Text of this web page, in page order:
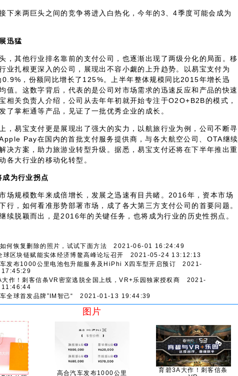
来两巨头之间的竞争将进入白热化，今年的3、4季度可能会成为
迅猛
其他行业排名靠前的支付公司，也逐渐出现了两级分化的局面。移
业扎根更深入的公司，展现出不容小觑的上升趋势。以易宝支付为
0.9%，份额同比增长了125%。上半年整体规模同比2015年增长迅
值。这数字背后，代表的是公司对市场需求的迅速反应和产品的快速
相关负责人介绍，公司从去年年初就开始专注于O2O+B2B的模式，
了掌柜通等产品，见证了一批优秀企业的成长。
易宝支付更是展现出了强大的实力，以航旅行业为例，公司不断寻
Pay在国内的首批支付服务提供商，与各大航空公司、OTA继续
决方案，助力旅游业转型升级。据悉，易宝支付还将在下半年推出重
各大行业的移动化转型。
成为行业拐点
规模数年来成倍增长，发展之迅速有目共睹。2016年，资本市场
行，如何看准形势部署市场，成了各大第三方支付公司的首要问题。
续脱颖而出，是2016年的关键任务，也将成为行业的历史性拐点。
何恢复删除的照片，试试下面方法 2021-06-01 16:24:49
球区块链赋能实体经济博鳌高峰论坛召开
2021-05-24 13:12:13
发布1000公里电池包升能服务及HiPhi X四车型开启预订 2021-
大作！刺客信条VR密室逃脱全国上线，VR+乐园独家授权商 2021-
全球首发品牌”IM智己“
2021-01-13 19:44:39
图片
高合汽车发布1000公里
育碧3A大作！刺客信条